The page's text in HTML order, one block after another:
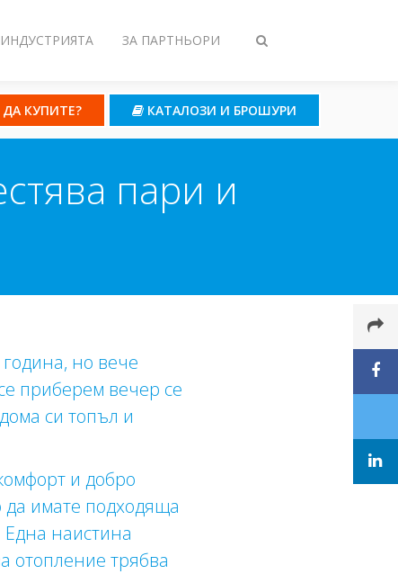
Toggle
ЗА ПАРТНЬОРИ
ДА КУПИТЕ? КАТАЛОЗИ И БРОШУРИ
пари и
но вече
приберем вечер се
си топъл и
и добро
имате подходяща
Една наистина
отопление трябва